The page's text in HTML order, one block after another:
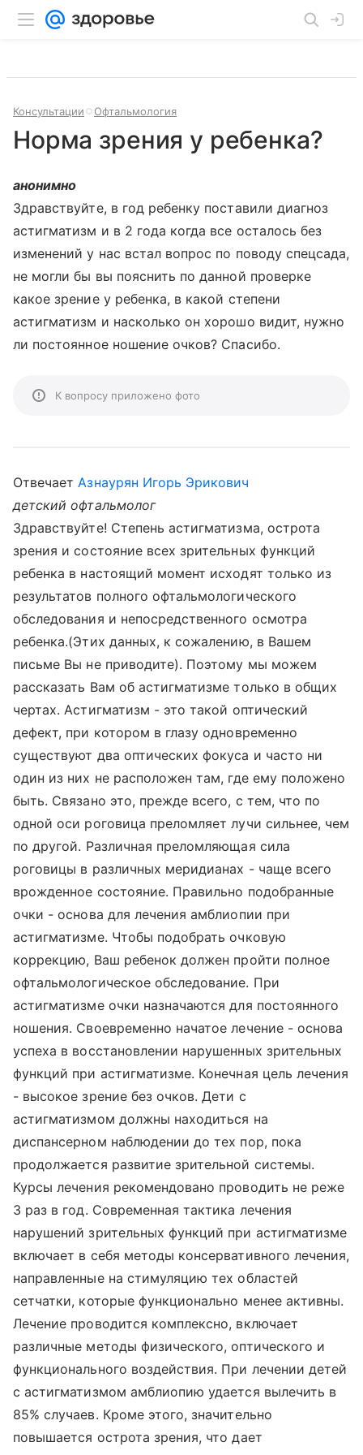
Консультации Офтальмология
Норма зрения у ребенка?
анонимно
Здравствуйте, в год ребенку поставили диагноз
астигматизм и в 2 года когда все осталось без
изменений у нас встал вопрос по поводу спецсада,
не могли бы вы пояснить по данной проверке
какое зрение у ребенка, в какой степени
астигматизм и насколько он хорошо видит, нужно
ли постоянное ношение очков? Спасибо.
К вопросу приложено фото
ОтвечаетАзнаурян Игорь Эрикович
детский офтальмолог
Здравствуйте! Степень астигматизма, острота
зрения и состояние всех зрительных функций
ребенка в настоящий момент исходят только из
результатов полного офтальмологического
обследования и непосредственного осмотра
ребенка.(Этих данных, к сожалению, в Вашем
письме Вы не приводите). Поэтому мы можем
рассказать Вам об астигматизме только в общих
чертах. Астигматизм - это такой оптический
дефект, при котором в глазу одновременно
существуют два оптических фокуса и часто ни
один из них не расположен там, где ему положено
быть. Связано это, прежде всего, с тем, что по
одной оси роговица преломляет лучи сильнее, чем
по другой. Различная преломляющая сила
роговицы в различных меридианах - чаще всего
врожденное состояние. Правильно подобранные
очки - основа для лечения амблиопии при
астигматизме. Чтобы подобрать очковую
коррекцию, Ваш ребенок должен пройти полное
офтальмологическое обследование. При
астигматизме очки назначаются для постоянного
ношения. Своевременно начатое лечение - основа
успеха в восстановлении нарушенных зрительных
функций при астигматизме. Конечная цель лечения
- высокое зрение без очков. Дети с
астигматизмом должны находиться на
диспансерном наблюдении до тех пор, пока
продолжается развитие зрительной системы.
Курсы лечения рекомендовано проводить не реже
3 раз в год. Современная тактика лечения
нарушений зрительных функций при астигматизме
включает в себя методы консервативного лечения,
направленные на стимуляцию тех областей
сетчатки, которые функционально менее активны.
Лечение проводится комплексно, включает
различные методы физического, оптического и
функционального воздействия. При лечении детей
с астигматизмом амблиопию удается вылечить в
85% случаев. Кроме этого, значительно
повышается острота зрения, что дает